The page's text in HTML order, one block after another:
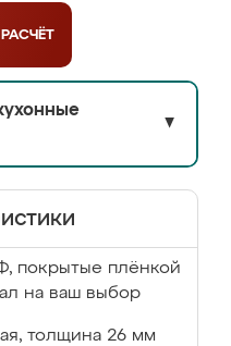
РАСЧЁТ
▼
покрытые плёнкой
на ваш выбор
толщина 26 мм